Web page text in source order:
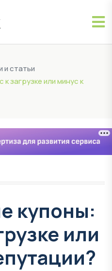
и статьи
загрузке или минус к
купоны:
или